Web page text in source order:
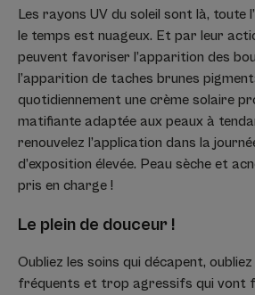
Les rayons UV du soleil sont là, toute
le temps est nuageux. Et par leur
peuvent favoriser l’apparition des
l’apparition de taches brunes
quotidiennement une crème solaire
matifiante adaptée aux peaux à
renouvelez l’application dans la
d’exposition élevée. Peau sèche et
pris en charge !
Le plein de douceur !
Oubliez les soins qui décapent,
fréquents et trop agressifs qui vont